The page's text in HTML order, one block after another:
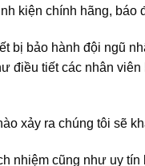
kiện chính hãng, báo
bị bảo hành đội ngũ
điều tiết các nhân
xảy ra chúng tôi sẽ
nhiệm cũng như uy